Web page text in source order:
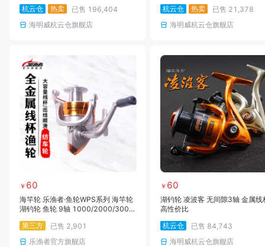
杭云仓
热卖 已售 196,404
海明威杭云仓旗舰店
杭云仓
热卖 已售 21,378
海明威杭云仓旗舰店
￥ 60
海竿轮 乐渔者·鱼轮WPS系列 海竿轮
湖钓轮 鱼轮 9轴 1000/2000/300
第三方
已售 2,901
乐渔者官方旗舰店
￥ 60
湖钓轮 凌波客 无间隙3轴 金属线
高性价比
杭云仓
已售 84,743
海明威杭云仓旗舰店